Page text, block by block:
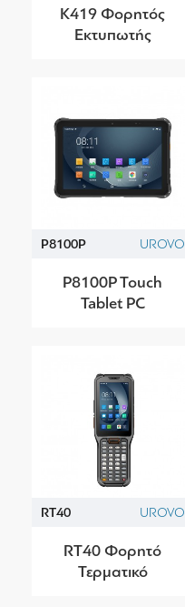
K419 Φορητός
Εκτυπωτής
P8100P UROVO
P8100P Touch
Tablet PC
RT40 UROVO
RT40 Φορητό
Τερματικό